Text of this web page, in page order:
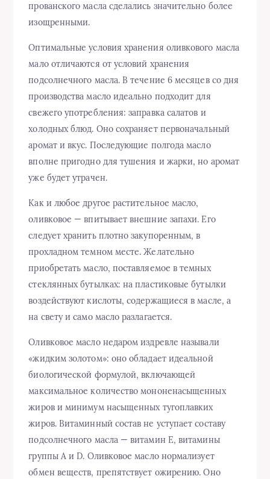
прованского масла сделались значительно более
изощренными.
Оптимальные условия хранения оливкового масла
мало отличаются от условий хранения
подсолнечного масла. В течение 6 месяцев со дня
производства масло идеально подходит для
свежего употребления: заправка салатов и
холодных блюд. Оно сохраняет первоначальный
аромат и вкус. Последующие полгода масло
вполне пригодно для тушения и жарки, но аромат
уже будет утрачен.
Как и любое другое растительное масло,
оливковое — впитывает внешние запахи. Его
следует хранить плотно закупоренным, в
прохладном темном месте. Желательно
приобретать масло, поставляемое в темных
стеклянных бутылках: на пластиковые бутылки
воздействуют кислоты, содержащиеся в масле, а
на свету и само масло разлагается.
Оливковое масло недаром издревле называли
«жидким золотом»: оно обладает идеальной
биологической формулой, включающей
максимальное количество мононенасыщенных
жиров и минимум насыщенных тугоплавких
жиров. Витаминный состав не уступает составу
подсолнечного масла — витамин E, витамины
группы A и D. Оливковое масло нормализует
обмен веществ, препятствует ожирению. Оно